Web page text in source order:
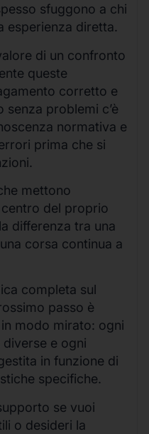
sfuggono a chi
esperienza diretta.
di un confronto
queste
corretto e
problemi c’è
normativa e
prima che si
mettono
del proprio
differenza tra una
corsa continua a
completa sul
passo è
modo mirato: ogni
e ogni
in funzione di
specifiche.
se vuoi
o desideri la